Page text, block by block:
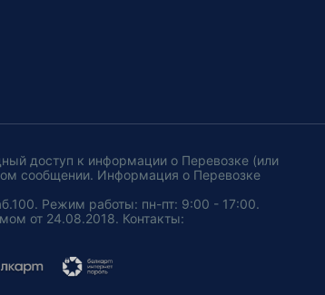
доступ к информации о Перевозке (или
сообщении. Информация о Перевозке
Режим работы: пн-пт: 9:00 - 17:00.
от 24.08.2018. Контакты: